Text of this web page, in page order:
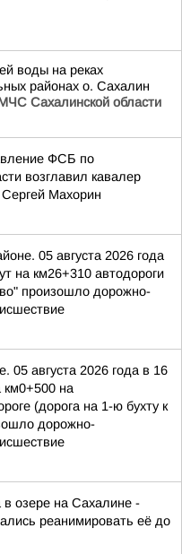
воды на реках
районах о. Сахалин
Сахалинской области
ФСБ по
возглавил кавалер
Махорин
05 августа 2026 года
на км26+310 автодороги
произошло дорожно-
05 августа 2026 года в 16
км0+500 на
(дорога на 1-ю бухту к
дорожно-
озере на Сахалине -
реанимировать её до